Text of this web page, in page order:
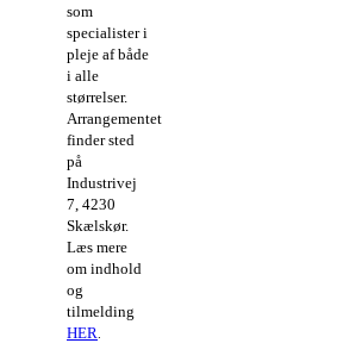
som
specialister i
pleje af både
i alle
størrelser.
Arrangementet
finder sted
på
Industrivej
7, 4230
Skælskør.
Læs mere
om indhold
og
tilmelding
HER